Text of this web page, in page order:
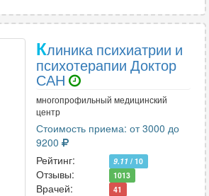
38
15
15
168
20
Клиника психиатрии и
психотерапии Доктор
САН
многопрофильный медицинский
центр
Стоимость приема: от 3000 до
9200
Рейтинг:
9.11 / 10
Отзывы: 1013
Врачей: 41